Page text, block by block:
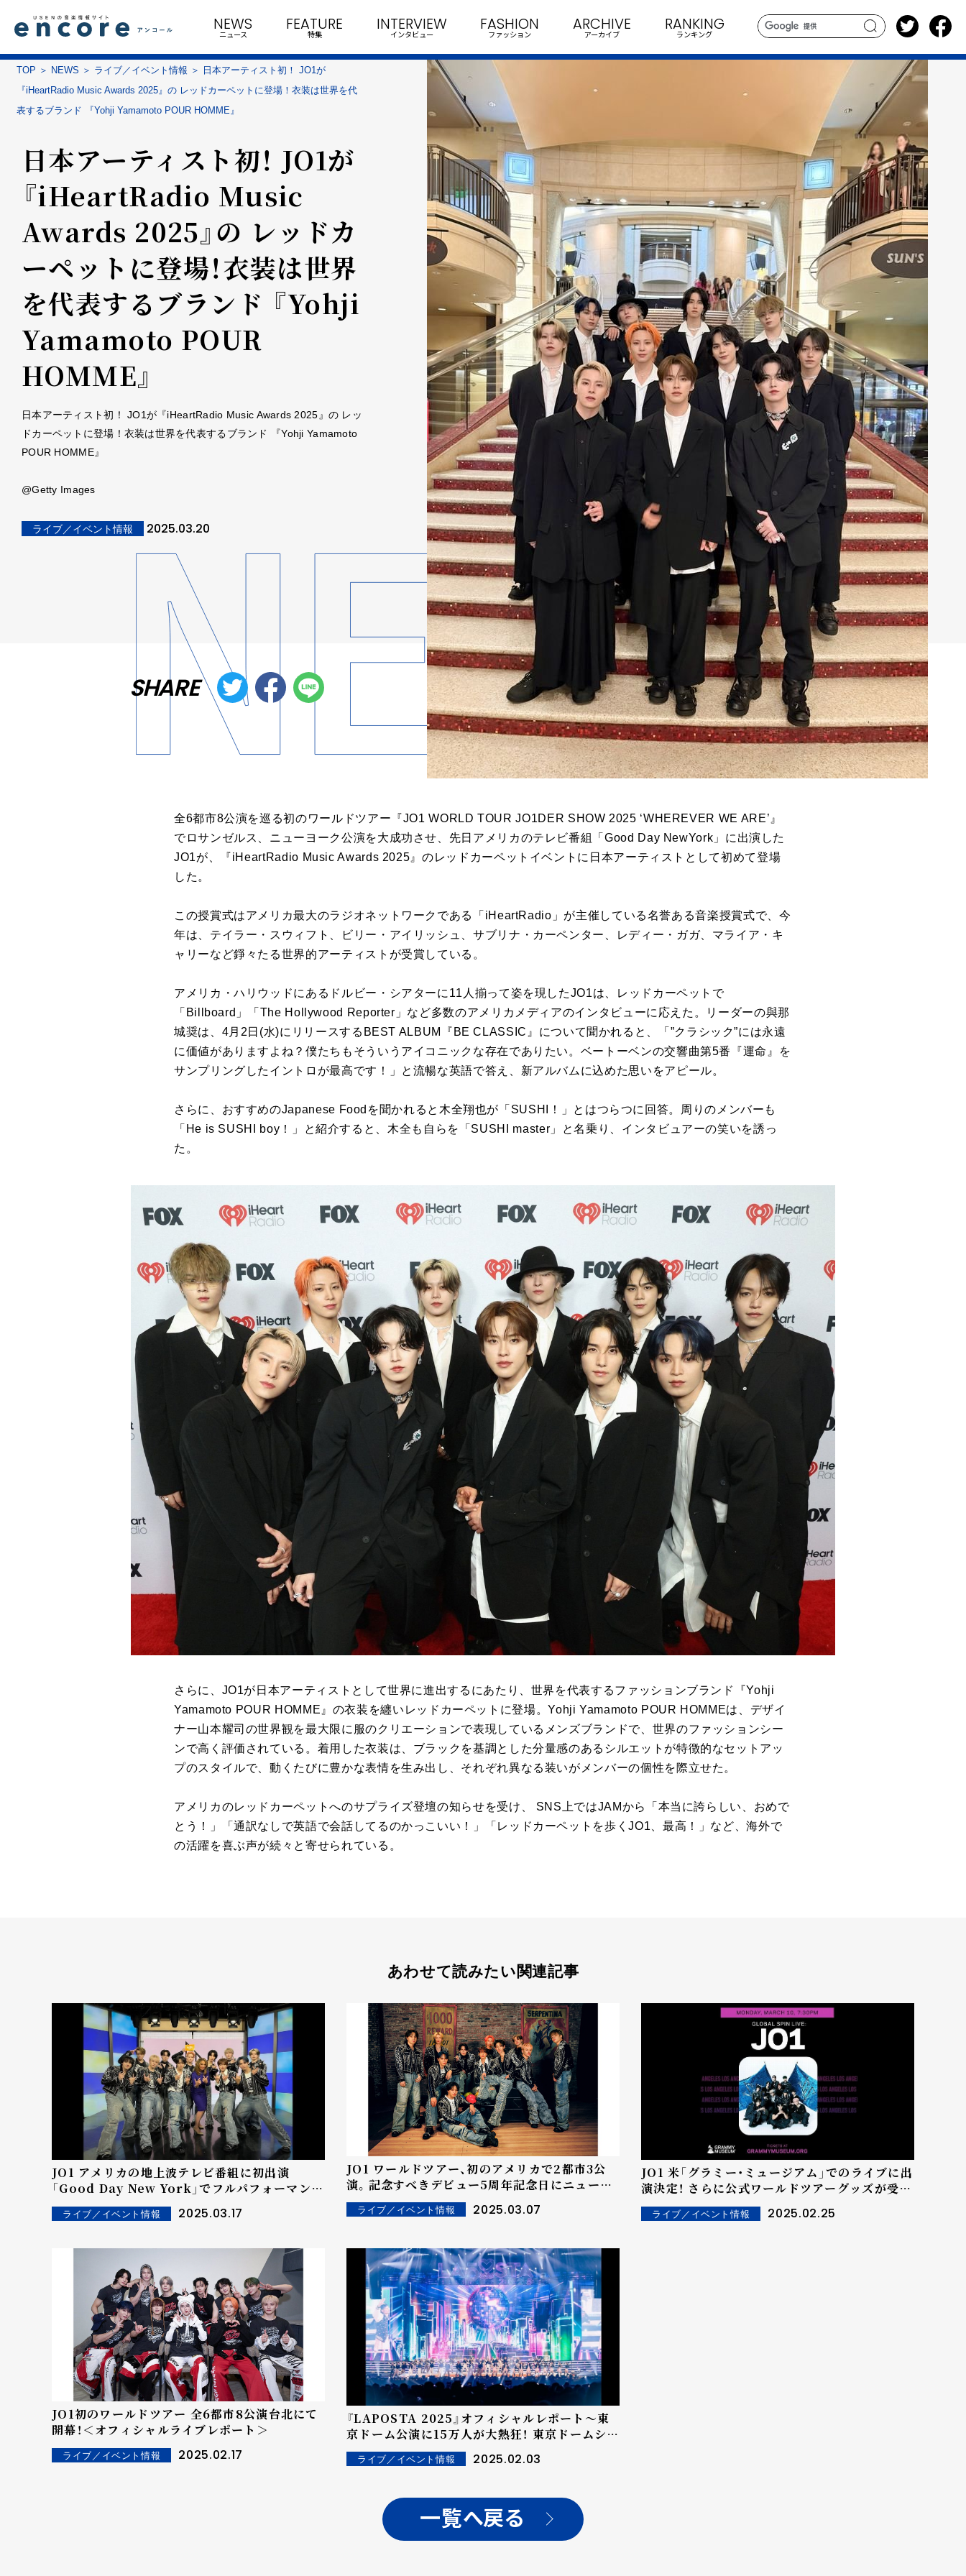
search
NEWS
ニュース
FEATURE
特集
INTERVIEW
インタビュー
FASHION
ファッション
ARCHIVE
アーカイブ
RANKING
ランキング
TOP NEWS ライブ／イベント情報
日本アーティスト初！ JO1が
『iHeartRadio Music Awards 2025』の レッドカーペットに登場！衣装は世界を代
表するブランド 『Yohji Yamamoto POUR HOMME』
日本アーティスト初！ JO1が
『iHeartRadio Music
Awards 2025』の レッドカ
ーペットに登場！衣装は世界
を代表するブランド 『Yohji
Yamamoto POUR
HOMME』
日本アーティスト初！ JO1が『iHeartRadio Music Awards 2025』の レッ
ドカーペットに登場！衣装は世界を代表するブランド 『Yohji Yamamoto
POUR HOMME』
@Getty Images
ライブ／イベント情報 2025.03.20
SHARE
全6都市8公演を巡る初のワールドツアー『JO1 WORLD TOUR JO1DER SHOW 2025 ‘WHEREVER WE ARE’』
でロサンゼルス、ニューヨーク公演を大成功させ、先日アメリカのテレビ番組「Good Day NewYork」に出演した
JO1が、『iHeartRadio Music Awards 2025』のレッドカーペットイベントに日本アーティストとして初めて登場
した。
この授賞式はアメリカ最大のラジオネットワークである「iHeartRadio」が主催している名誉ある音楽授賞式で、今
年は、テイラー・スウィフト、ビリー・アイリッシュ、サブリナ・カーペンター、レディー・ガガ、マライア・キ
ャリーなど錚々たる世界的アーティストが受賞している。
アメリカ・ハリウッドにあるドルビー・シアターに11人揃って姿を現したJO1は、レッドカーペットで
「Billboard」「The Hollywood Reporter」など多数のアメリカメディアのインタビューに応えた。リーダーの與那
城奨は、4月2日(水)にリリースするBEST ALBUM『BE CLASSIC』について聞かれると、「”クラシック”には永遠
に価値がありますよね？僕たちもそういうアイコニックな存在でありたい。ベートーベンの交響曲第5番『運命』を
サンプリングしたイントロが最高です！」と流暢な英語で答え、新アルバムに込めた思いをアピール。
さらに、おすすめのJapanese Foodを聞かれると木全翔也が「SUSHI！」とはつらつに回答。周りのメンバーも
「He is SUSHI boy！」と紹介すると、木全も自らを「SUSHI master」と名乗り、インタビュアーの笑いを誘っ
た。
さらに、JO1が日本アーティストとして世界に進出するにあたり、世界を代表するファッションブランド『Yohji
Yamamoto POUR HOMME』の衣装を纏いレッドカーペットに登場。Yohji Yamamoto POUR HOMMEは、デザイ
ナー山本耀司の世界観を最大限に服のクリエーションで表現しているメンズブランドで、世界のファッションシー
ンで高く評価されている。着用した衣装は、ブラックを基調とした分量感のあるシルエットが特徴的なセットアッ
プのスタイルで、動くたびに豊かな表情を生み出し、それぞれ異なる装いがメンバーの個性を際立せた。
アメリカのレッドカーペットへのサプライズ登壇の知らせを受け、 SNS上ではJAMから「本当に誇らしい、おめで
とう！」「通訳なしで英語で会話してるのかっこいい！」「レッドカーペットを歩くJO1、最高！」など、海外で
の活躍を喜ぶ声が続々と寄せられている。
あわせて読みたい関連記事
JO1 アメリカの地上波テレビ番組に初出演
「Good Day New York」でフルパフォーマン
ス!! 約3万件のポストでトレンド入り！
ライブ／イベント情報 2025.03.17
JO1 ワールドツアー、初のアメリカで2都市3公
演。記念すべきデビュー5周年記念日にニューヨ
ークでライブ『JO1 WORLD TOUR JO1DER
SHOW 2025 'WHEREVER WE ARE'』
ライブ／イベント情報 2025.03.07
JO1 米「グラミー・ミュージアム」でのライブに出
演決定！ さらに公式ワールドツアーグッズが受注
販売 本日スタート!! 『JO1 WORLD TOUR
JO1DER SHOW 2025 'WHEREVER WE
ライブ／イベント情報 2025.02.25
JO1初のワールドツアー 全6都市8公演台北にて
開幕！＜オフィシャルライブレポート＞
ライブ／イベント情報 2025.02.17
『LAPOSTA 2025』オフィシャルレポート～東
京ドーム公演に15万人が大熱狂！ 東京ドームシテ
ィエリア一帯がLAPONE一色に！
ライブ／イベント情報 2025.02.03
一覧へ戻る